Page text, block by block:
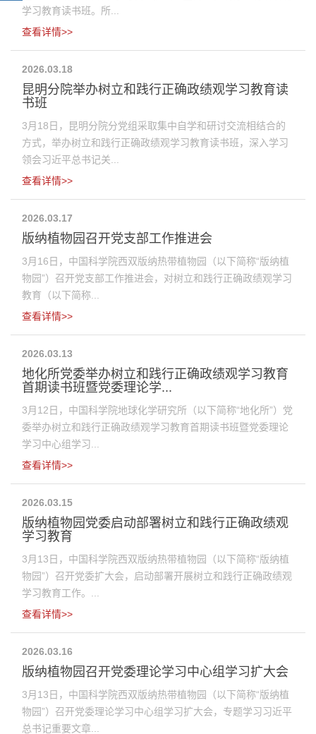
学习教育读书班。所...
查看详情>>
2026.03.18
昆明分院举办树立和践行正确政绩观学习教育读
书班
3月18日，昆明分院分党组采取集中自学和研讨交流相结合的
方式，举办树立和践行正确政绩观学习教育读书班，深入学习
领会习近平总书记关...
查看详情>>
2026.03.17
版纳植物园召开党支部工作推进会
3月16日，中国科学院西双版纳热带植物园（以下简称“版纳植
物园”）召开党支部工作推进会，对树立和践行正确政绩观学习
教育（以下简称...
查看详情>>
2026.03.13
地化所党委举办树立和践行正确政绩观学习教育
首期读书班暨党委理论学...
3月12日，中国科学院地球化学研究所（以下简称“地化所”）党
委举办树立和践行正确政绩观学习教育首期读书班暨党委理论
学习中心组学习...
查看详情>>
2026.03.15
版纳植物园党委启动部署树立和践行正确政绩观
学习教育
3月13日，中国科学院西双版纳热带植物园（以下简称“版纳植
物园”）召开党委扩大会，启动部署开展树立和践行正确政绩观
学习教育工作。...
查看详情>>
2026.03.16
版纳植物园召开党委理论学习中心组学习扩大会
3月13日，中国科学院西双版纳热带植物园（以下简称“版纳植
物园”）召开党委理论学习中心组学习扩大会，专题学习习近平
总书记重要文章...